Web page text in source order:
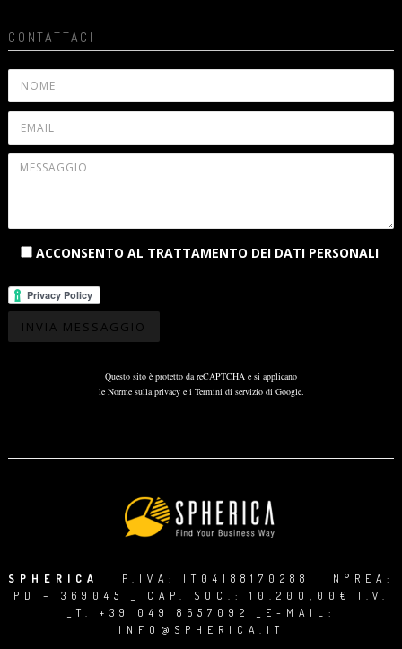
CONTATTACI
ACCONSENTO AL TRATTAMENTO DEI DATI PERSONALI
Questo sito è protetto da reCAPTCHA e si applicano
le Norme sulla privacye i Termini di serviziodi Google.
SPHERICA
_ P.IVA: IT04188170288 _ N°REA:
PD – 369045 _ CAP. SOC.: 10.200,00€ I.V.
_T. +39 049 8657092
_E-MAIL:
INFO@SPHERICA.IT